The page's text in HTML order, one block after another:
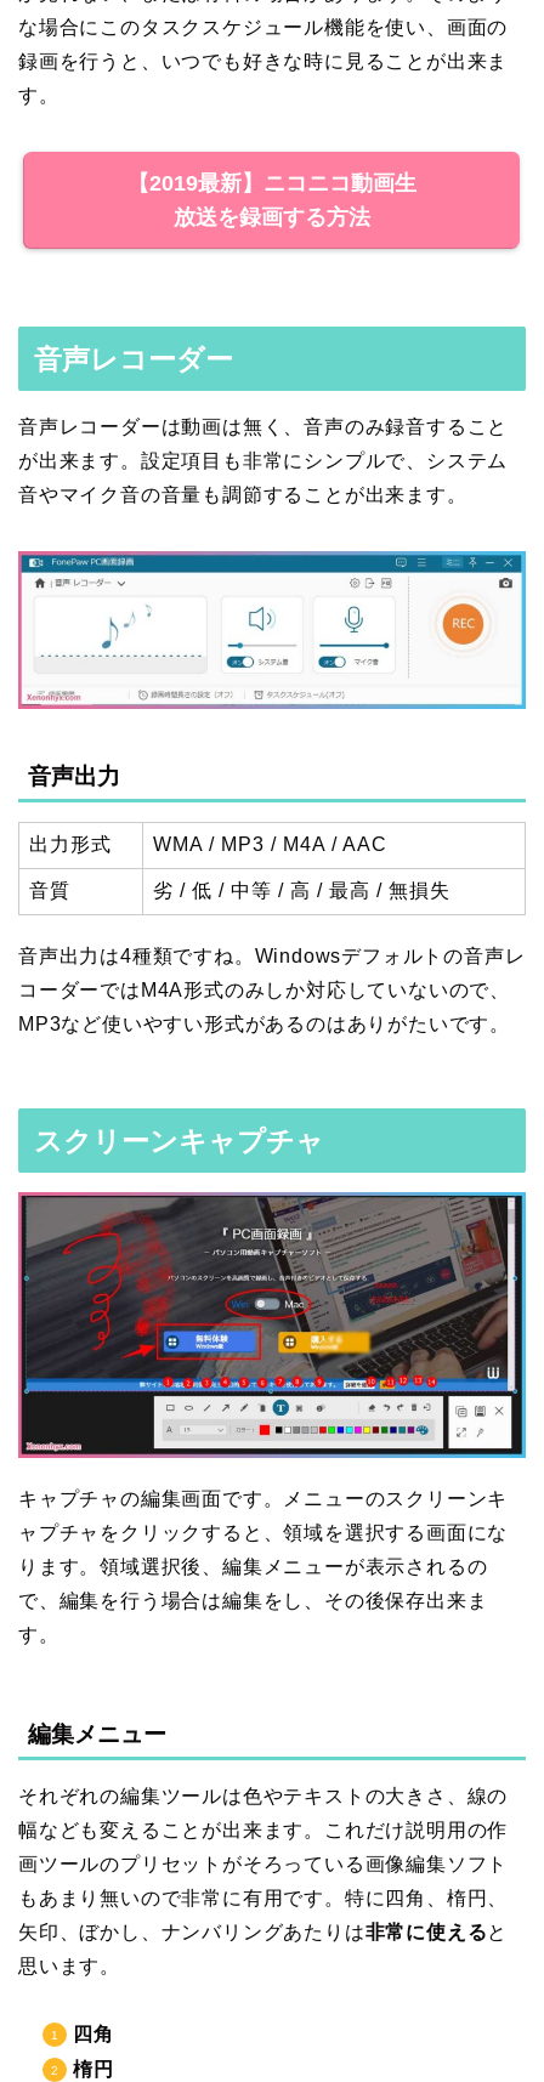
な場合にこのタスクスケジュール機能を使い、画面の
録画を行うと、いつでも好きな時に見ることが出来ま
す。
【2019最新】ニコニコ動画生
放送を録画する方法
音声レコーダー
音声レコーダーは動画は無く、音声のみ録音すること
が出来ます。設定項目も非常にシンプルで、システム
音やマイク音の音量も調節することが出来ます。
音声出力
出力形式 WMA / MP3 / M4A / AAC
音質 劣 / 低 / 中等 / 高 / 最高 / 無損失
音声出力は4種類ですね。Windowsデフォルトの音声レ
コーダーではM4A形式のみしか対応していないので、
MP3など使いやすい形式があるのはありがたいです。
スクリーンキャプチャ
キャプチャの編集画面です。メニューのスクリーンキ
ャプチャをクリックすると、領域を選択する画面にな
ります。領域選択後、編集メニューが表示されるの
で、編集を行う場合は編集をし、その後保存出来ま
す。
編集メニュー
それぞれの編集ツールは色やテキストの大きさ、線の
幅なども変えることが出来ます。これだけ説明用の作
画ツールのプリセットがそろっている画像編集ソフト
もあまり無いので非常に有用です。特に四角、楕円、
矢印、ぼかし、ナンバリングあたりは非常に使えると
思います。
四角
楕円